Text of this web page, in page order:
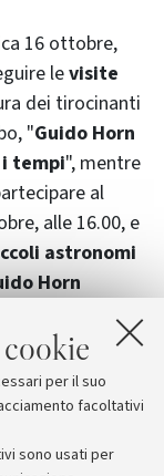
per il suo
facoltativi
sono usati per
16 ottobre,
levisite
dei tirocinanti
"Guido Horn
i tempi", mentre
al
alle 16.00, e
astronomi
Horn
Museale di